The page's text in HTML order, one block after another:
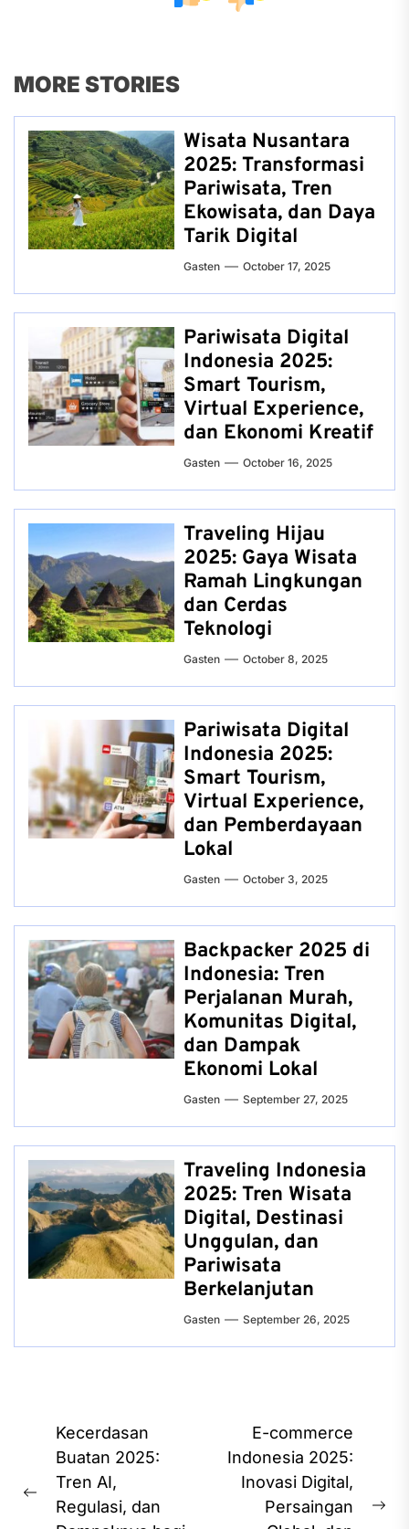
MORE STORIES
Wisata Nusantara
2025: Transformasi
Pariwisata, Tren
Ekowisata, dan Daya
Tarik Digital
Gasten October 17, 2025
Pariwisata Digital
Indonesia 2025:
Smart Tourism,
Virtual Experience,
dan Ekonomi Kreatif
Gasten October 16, 2025
Traveling Hijau
2025: Gaya Wisata
Ramah Lingkungan
dan Cerdas
Teknologi
Gasten October 8, 2025
Pariwisata Digital
Indonesia 2025:
Smart Tourism,
Virtual Experience,
dan Pemberdayaan
Lokal
Gasten October 3, 2025
Backpacker 2025 di
Indonesia: Tren
Perjalanan Murah,
Komunitas Digital,
dan Dampak
Ekonomi Lokal
Gasten September 27, 2025
Traveling Indonesia
2025: Tren Wisata
Digital, Destinasi
Unggulan, dan
Pariwisata
Berkelanjutan
Gasten September 26, 2025
Post
navigation
Previous
Kecerdasan
Buatan 2025:
Tren AI,
Regulasi, dan
E-commerce
Indonesia 2025:
Inovasi Digital,
Persaingan